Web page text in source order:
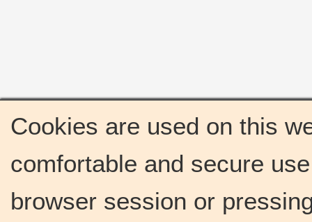
Cookies are used on this
comfortable and secure
browser session or